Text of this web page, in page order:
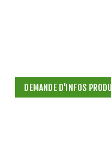
DEMANDE D'INFOS